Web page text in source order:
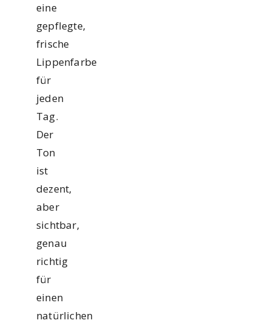
eine
gepflegte,
frische
Lippenfarbe
für
jeden
Tag.
Der
Ton
ist
dezent,
aber
sichtbar,
genau
richtig
für
einen
natürlichen